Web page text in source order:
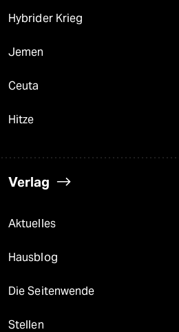
Hybrider Krieg
Jemen
Ceuta
Hitze
Verlag
Aktuelles
Hausblog
Die Seitenwende
Stellen